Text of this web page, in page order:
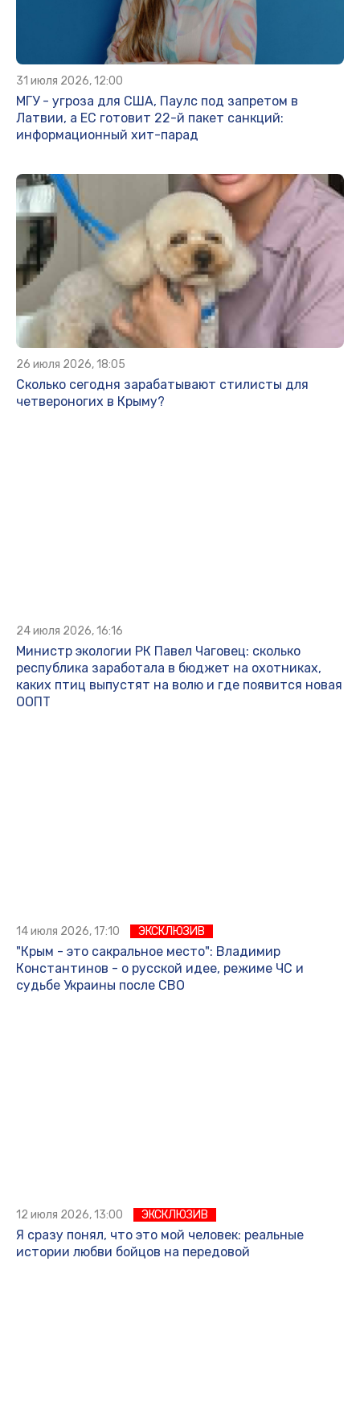
31 июля 2026, 12:00
МГУ - угроза для США, Паулс под запретом в
Латвии, а ЕС готовит 22-й пакет санкций:
информационный хит-парад
26 июля 2026, 18:05
Сколько сегодня зарабатывают стилисты для
четвероногих в Крыму?
24 июля 2026, 16:16
Министр экологии РК Павел Чаговец: сколько
республика заработала в бюджет на охотниках,
каких птиц выпустят на волю и где появится новая
ООПТ
14 июля 2026, 17:10 ЭКСКЛЮЗИВ
"Крым - это сакральное место": Владимир
Константинов - о русской идее, режиме ЧС и
судьбе Украины после СВО
12 июля 2026, 13:00 ЭКСКЛЮЗИВ
Я сразу понял, что это мой человек: реальные
истории любви бойцов на передовой